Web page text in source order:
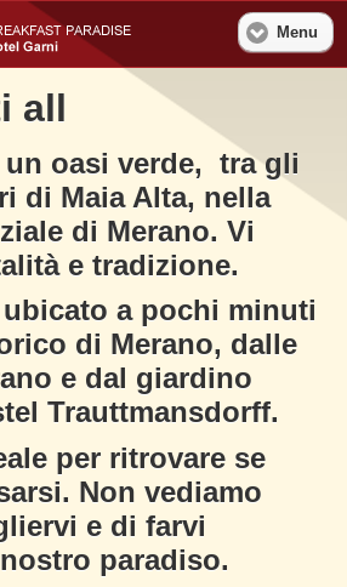
Menu
all
oasi verde, tra gli
di Maia Alta, nella
di Merano. Vi
e tradizione.
a pochi minuti
di Merano, dalle
e dal giardino
Trauttmansdorff.
per ritrovare se
Non vediamo
e di farvi
paradiso.